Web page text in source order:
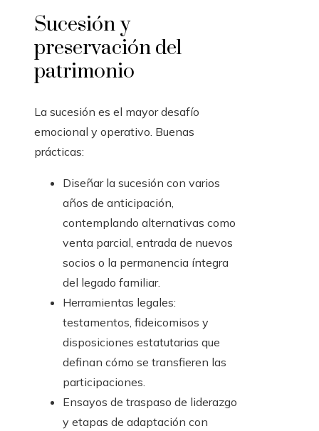
Sucesión y
preservación del
patrimonio
La sucesión es el mayor desafío
emocional y operativo. Buenas
prácticas:
Diseñar la sucesión con varios
años de anticipación,
contemplando alternativas como
venta parcial, entrada de nuevos
socios o la permanencia íntegra
del legado familiar.
Herramientas legales:
testamentos, fideicomisos y
disposiciones estatutarias que
definan cómo se transfieren las
participaciones.
Ensayos de traspaso de liderazgo
y etapas de adaptación con